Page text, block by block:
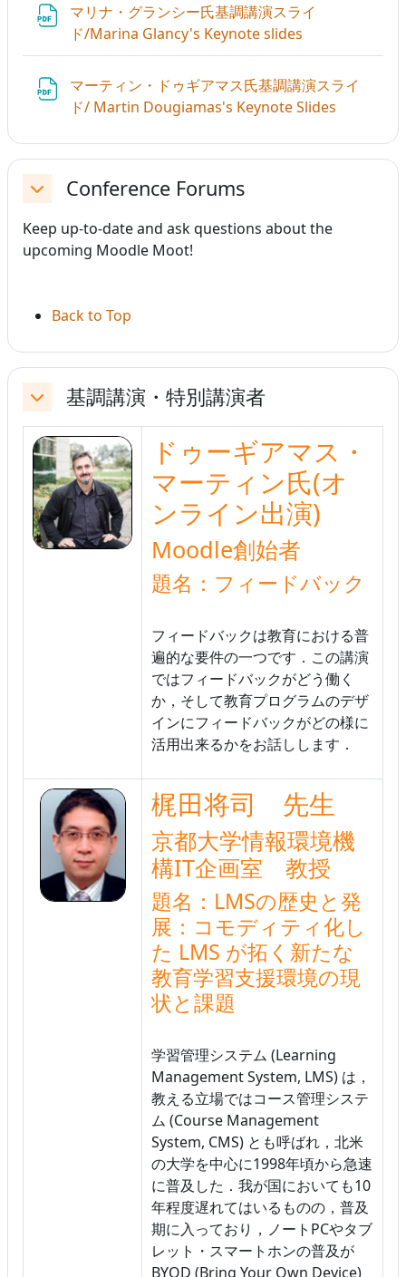
マリナ・グランシー氏基調講演スライ
ド/Marina Glancy's Keynote slides
マーティン・ドゥギアマス氏基調講演スライ
ド/ Martin Dougiamas's Keynote Slides
折りたたむConference Forums
Keep up-to-date and ask questions about the
upcoming Moodle Moot!
Back to Top
折りたたむ基調講演・特別講演者
ドゥーギアマス・
マーティン氏(オ
ンライン出演)
Moodle創始者
題名：フィードバック
フィードバックは教育における普
遍的な要件の一つです．この講演
ではフィードバックがどう働く
か，そして教育プログラムのデザ
インにフィードバックがどの様に
活用出来るかをお話しします．
梶田将司 先生
京都大学情報環境機
構IT企画室 教授
題名：LMSの歴史と発
展：コモディティ化し
た LMS が拓く新たな
教育学習支援環境の現
状と課題
学習管理システム (Learning
Management System, LMS) は，
教える立場ではコース管理システ
ム (Course Management
System, CMS) とも呼ばれ，北米
の大学を中心に1998年頃から急速
に普及した．我が国においても10
年程度遅れてはいるものの，普及
期に入っており，ノートPCやタブ
レット・スマートホンの普及が
BYOD (Bring Your Own Device)